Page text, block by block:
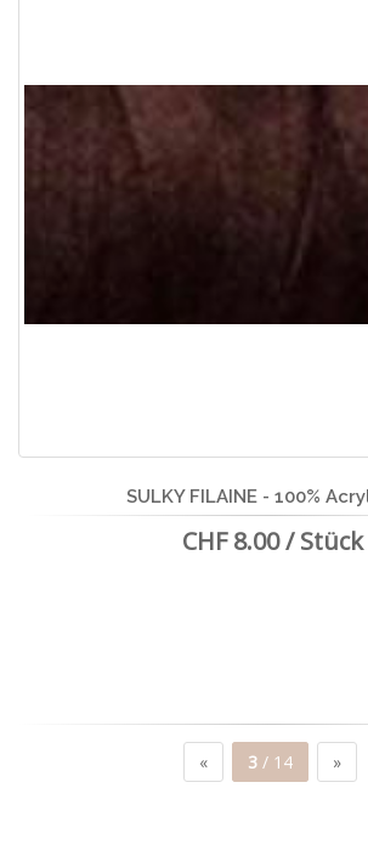
SULKY FILAINE - 100%
CHF 8.00 / Stück
« 3/ 14 »